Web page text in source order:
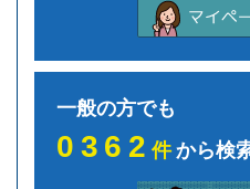
一般の方でも
0362件から検